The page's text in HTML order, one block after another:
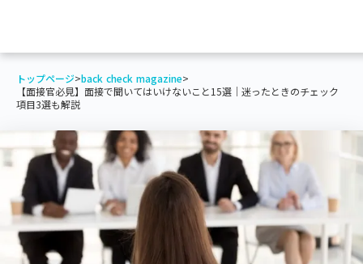
トップページ>back check magazine>
【面接官必見】面接で聞いてはいけないこと15選｜迷ったときのチェック
項目3選も解説